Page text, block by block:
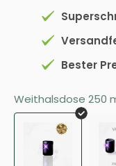
Bester
Weithalsdose 250